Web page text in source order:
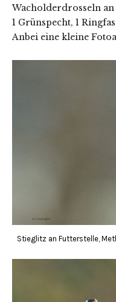
Wacholderdrosseln an
1 Grünspecht, 1
Anbei eine kleine
Stieglitz an Futterstelle,